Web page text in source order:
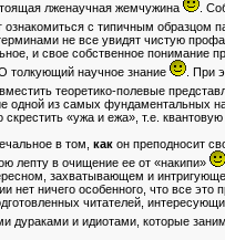
лженаучная жемчужина
.
ознакомиться с типичным образцом
не все увидят чистую
и свое собственное понимание
толкующий научное знание
. При
теоретико-полевые
одной из самых фундаментальных
скрестить «ужа и ежа», т.е.
в том, какон преподносит
лепту в очищение ее от «накипи»
захватывающем и
нет ничего особенного, что все
читателей,
дураками и идиотами, которые